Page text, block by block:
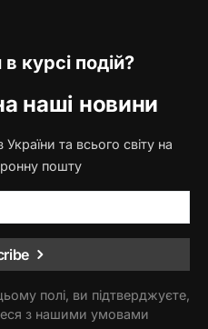
курсі подій?
наші новини
та всього світу на
пошту
полі, ви підтверджуєте,
з нашими умовами